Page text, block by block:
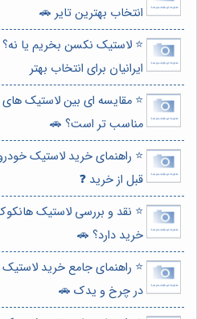
انتخاب بهترین تایر 🚗
ایرانیان برای انتخاب بهتر
⭐️ مقایسه ای بین لاستیک های
مناسب تر است؟ 🚗
⭐️ راهنمای خرید لاستیک
قبل از خرید ❓
⭐️ نقد و بررسی لاستیک
خرید دارد؟ 🚗
⭐️ راهنمای جامع خرید
در چرخ و یدک 🚗